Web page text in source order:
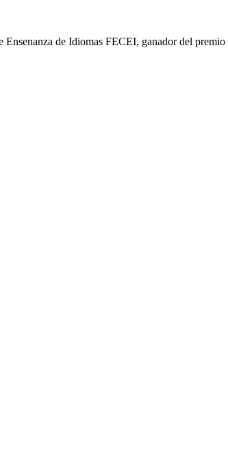
Ensenanza de Idiomas FECEI, ganador del premio